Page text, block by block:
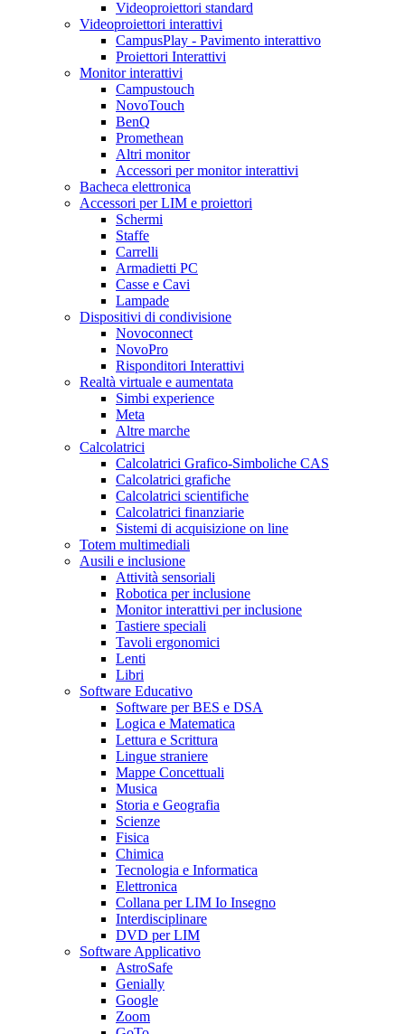
Videoproiettori standard
Videoproiettori interattivi
CampusPlay - Pavimento interattivo
Proiettori Interattivi
Monitor interattivi
Campustouch
NovoTouch
BenQ
Promethean
Altri monitor
Accessori per monitor interattivi
Bacheca elettronica
Accessori per LIM e proiettori
Schermi
Staffe
Carrelli
Armadietti PC
Casse e Cavi
Lampade
Dispositivi di condivisione
Novoconnect
NovoPro
Risponditori Interattivi
Realtà virtuale e aumentata
Simbi experience
Meta
Altre marche
Calcolatrici
Calcolatrici Grafico-Simboliche CAS
Calcolatrici grafiche
Calcolatrici scientifiche
Calcolatrici finanziarie
Sistemi di acquisizione on line
Totem multimediali
Ausili e inclusione
Attività sensoriali
Robotica per inclusione
Monitor interattivi per inclusione
Tastiere speciali
Tavoli ergonomici
Lenti
Libri
Software Educativo
Software per BES e DSA
Logica e Matematica
Lettura e Scrittura
Lingue straniere
Mappe Concettuali
Musica
Storia e Geografia
Scienze
Fisica
Chimica
Tecnologia e Informatica
Elettronica
Collana per LIM Io Insegno
Interdisciplinare
DVD per LIM
Software Applicativo
AstroSafe
Genially
Google
Zoom